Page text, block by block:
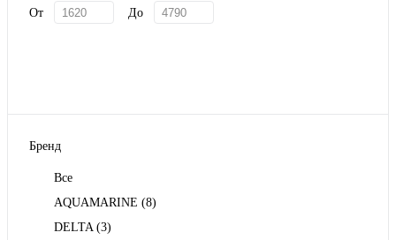
От До
Бренд
Все
AQUAMARINE (8)
DELTA (3)